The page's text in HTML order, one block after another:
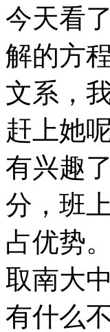
今天看
解的方
文系，
赶上她
有兴趣
分，班
占优势
取南大
有什么